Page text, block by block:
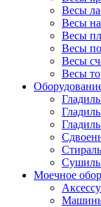
Весы
Весы
Весы
Весы
Весы
Весы
Моечное
Машины